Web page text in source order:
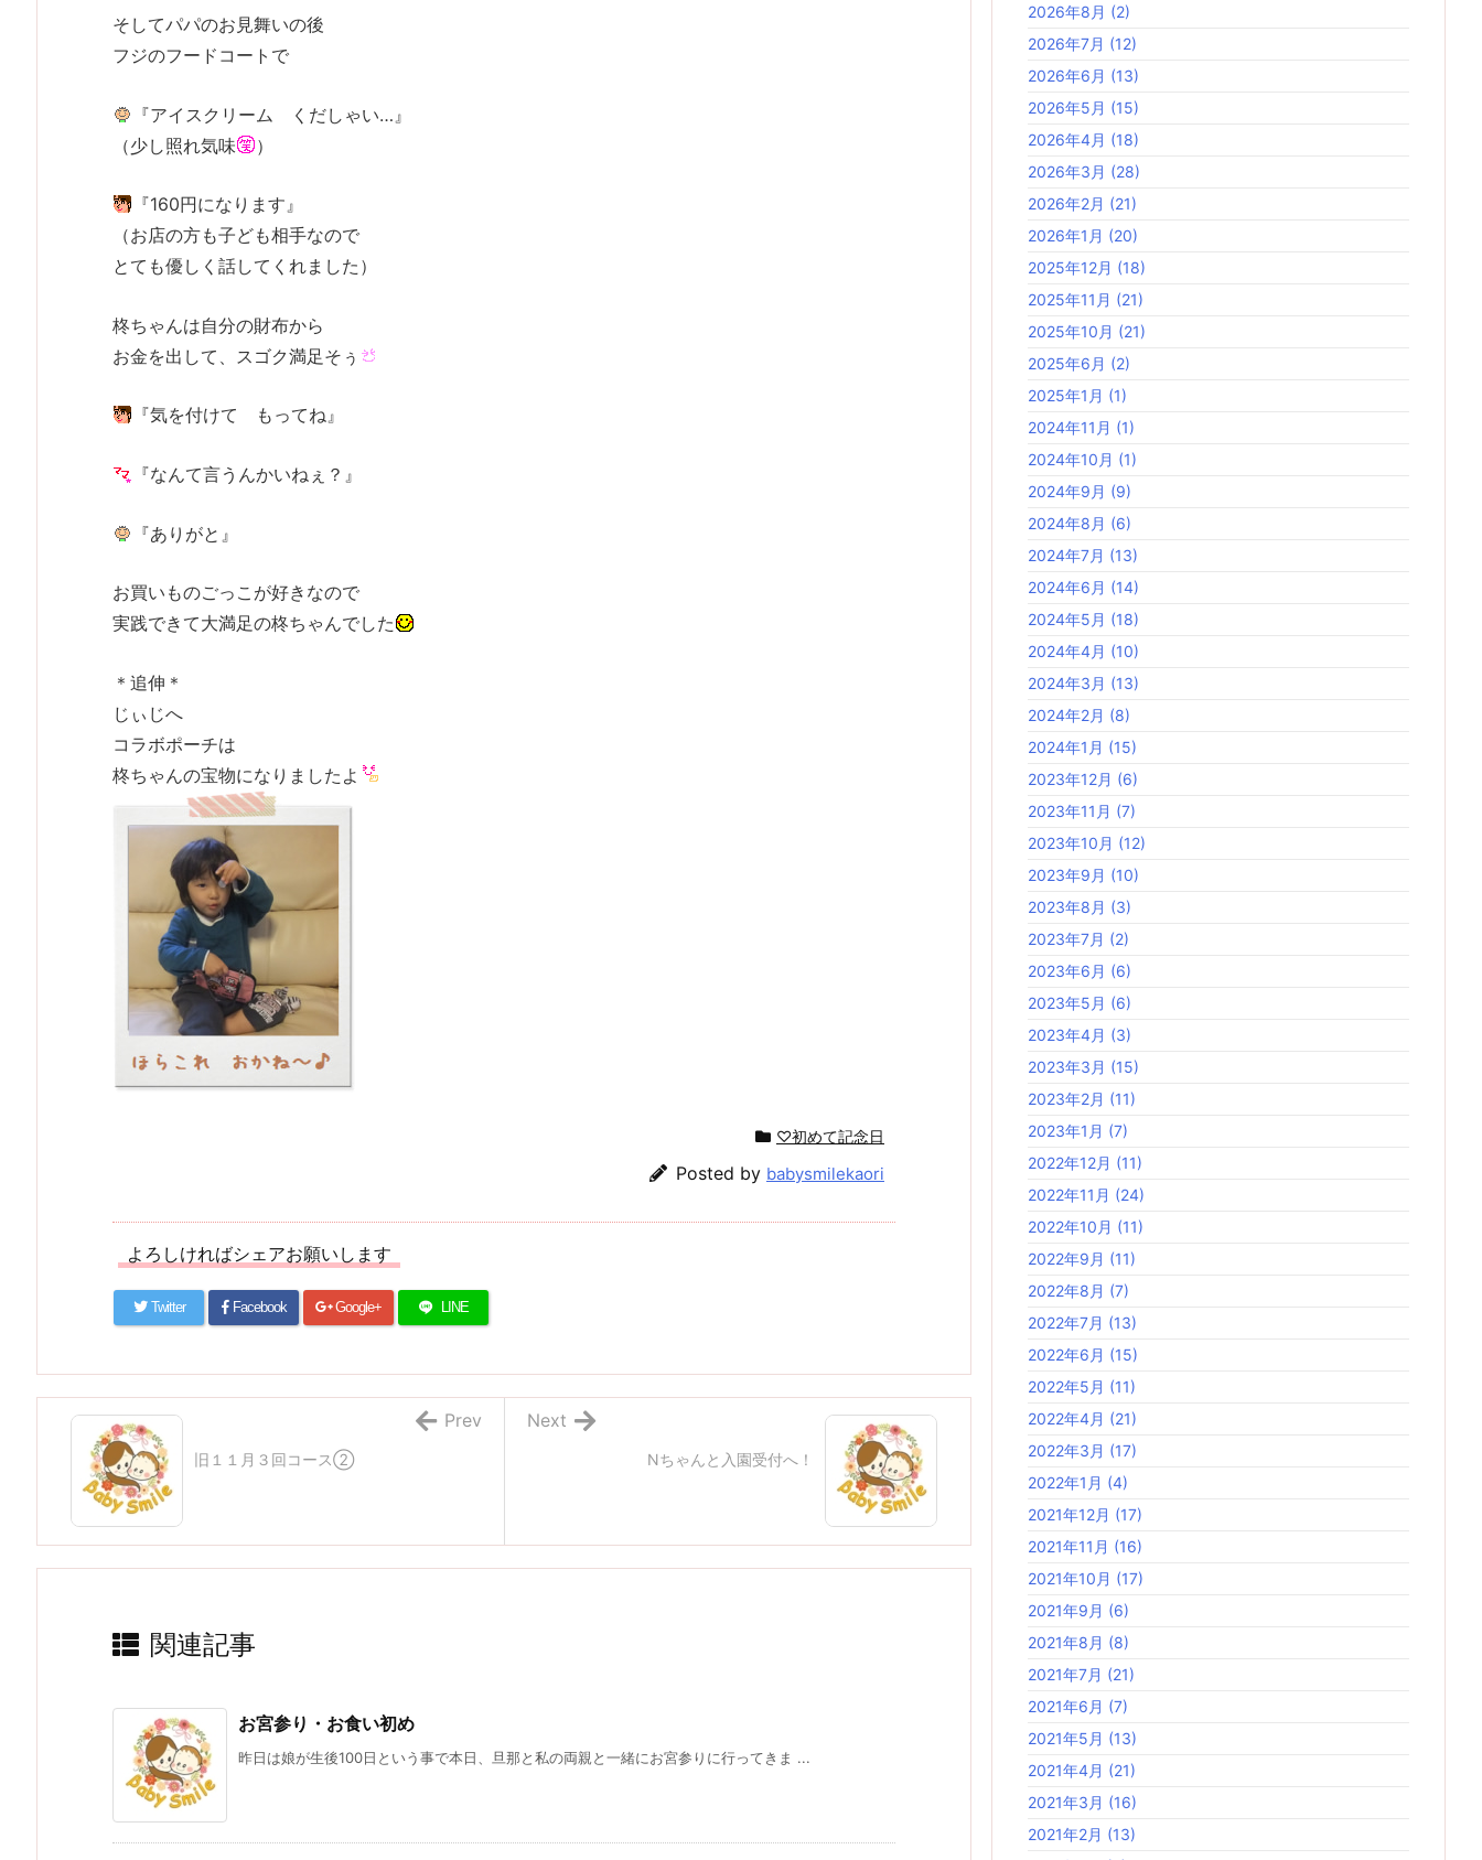
そしてパパのお見舞いの後
フジのフードコートで
『アイスクリーム くだしゃい…』
（少し照れ気味
）
『160円になります』
（お店の方も子ども相手なので
とても優しく話してくれました）
柊ちゃんは自分の財布から
お金を出して、スゴク満足そぅ
『気を付けて もってね』
『なんて言うんかいねぇ？』
『ありがと』
お買いものごっこが好きなので
実践できて大満足の柊ちゃんでした
＊追伸＊
じぃじへ
コラボポーチは
柊ちゃんの宝物になりましたよ
♡初めて記念日
Posted by babysmilekaori
よろしければシェアお願いします
Twitter Facebook Google+ LINE
Nちゃんと入園受付へ！
Next
旧１１月３回コース②
Prev
関連記事
お宮参り・お食い初め
昨日は娘が生後100日という事で本日、旦那と私の両親と一緒にお宮参りに行ってきま ...
2026年8月 (2)
2026年7月 (12)
2026年6月 (13)
2026年5月 (15)
2026年4月 (18)
2026年3月 (28)
2026年2月 (21)
2026年1月 (20)
2025年12月 (18)
2025年11月 (21)
2025年10月 (21)
2025年6月 (2)
2025年1月 (1)
2024年11月 (1)
2024年10月 (1)
2024年9月 (9)
2024年8月 (6)
2024年7月 (13)
2024年6月 (14)
2024年5月 (18)
2024年4月 (10)
2024年3月 (13)
2024年2月 (8)
2024年1月 (15)
2023年12月 (6)
2023年11月 (7)
2023年10月 (12)
2023年9月 (10)
2023年8月 (3)
2023年7月 (2)
2023年6月 (6)
2023年5月 (6)
2023年4月 (3)
2023年3月 (15)
2023年2月 (11)
2023年1月 (7)
2022年12月 (11)
2022年11月 (24)
2022年10月 (11)
2022年9月 (11)
2022年8月 (7)
2022年7月 (13)
2022年6月 (15)
2022年5月 (11)
2022年4月 (21)
2022年3月 (17)
2022年1月 (4)
2021年12月 (17)
2021年11月 (16)
2021年10月 (17)
2021年9月 (6)
2021年8月 (8)
2021年7月 (21)
2021年6月 (7)
2021年5月 (13)
2021年4月 (21)
2021年3月 (16)
2021年2月 (13)